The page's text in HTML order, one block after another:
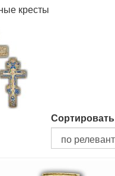
кресты
Сортировать